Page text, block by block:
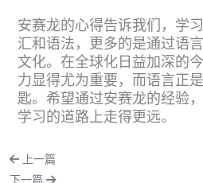
安赛龙的心得告诉我们，学
汇和语法，更多的是通过语
文化。在全球化日益加深的
力显得尤为重要，而语言正
匙。希望通过安赛龙的经验
学习的道路上走得更远。
上一篇